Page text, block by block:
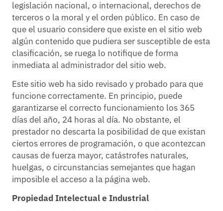
legislación nacional, o internacional, derechos de
terceros o la moral y el orden público. En caso de
que el usuario considere que existe en el sitio web
algún contenido que pudiera ser susceptible de esta
clasificación, se ruega lo notifique de forma
inmediata al administrador del sitio web.
Este sitio web ha sido revisado y probado para que
funcione correctamente. En principio, puede
garantizarse el correcto funcionamiento los 365
días del año, 24 horas al día. No obstante, el
prestador no descarta la posibilidad de que existan
ciertos errores de programación, o que acontezcan
causas de fuerza mayor, catástrofes naturales,
huelgas, o circunstancias semejantes que hagan
imposible el acceso a la página web.
Propiedad Intelectual e Industrial